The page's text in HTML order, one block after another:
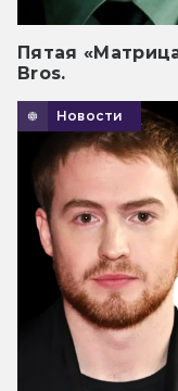
Пятая
Bros.
Новости